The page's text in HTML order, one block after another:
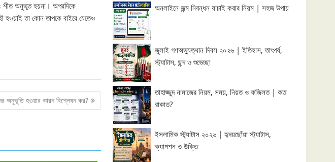
শীত অনুভূত হয়না। অপরদিকে
হওয়াই তা কোন তাপকে বাইরে যেতেও
অনুভূতি হওয়ার কারন বিশ্লেষন কর?
অনলাইনে জন্ম নিবন্ধন যাচাই করার নিয়ম | সহজ উপায়
জুলাই গণঅভ্যুত্থান দিবস ২০২৬ | ইতিহাস, তাৎপর্য,
স্ট্যাটাস, ছন্দ ও শুভেচ্ছা
তাহাজ্জুদ নামাজের নিয়ম, সময়, নিয়ত ও ফজিলত | কত
রাকাত?
ইসলামিক স্ট্যাটাস ২০২৬ | হৃদয়ছোঁয়া স্ট্যাটাস,
ক্যাপশন ও উক্তি